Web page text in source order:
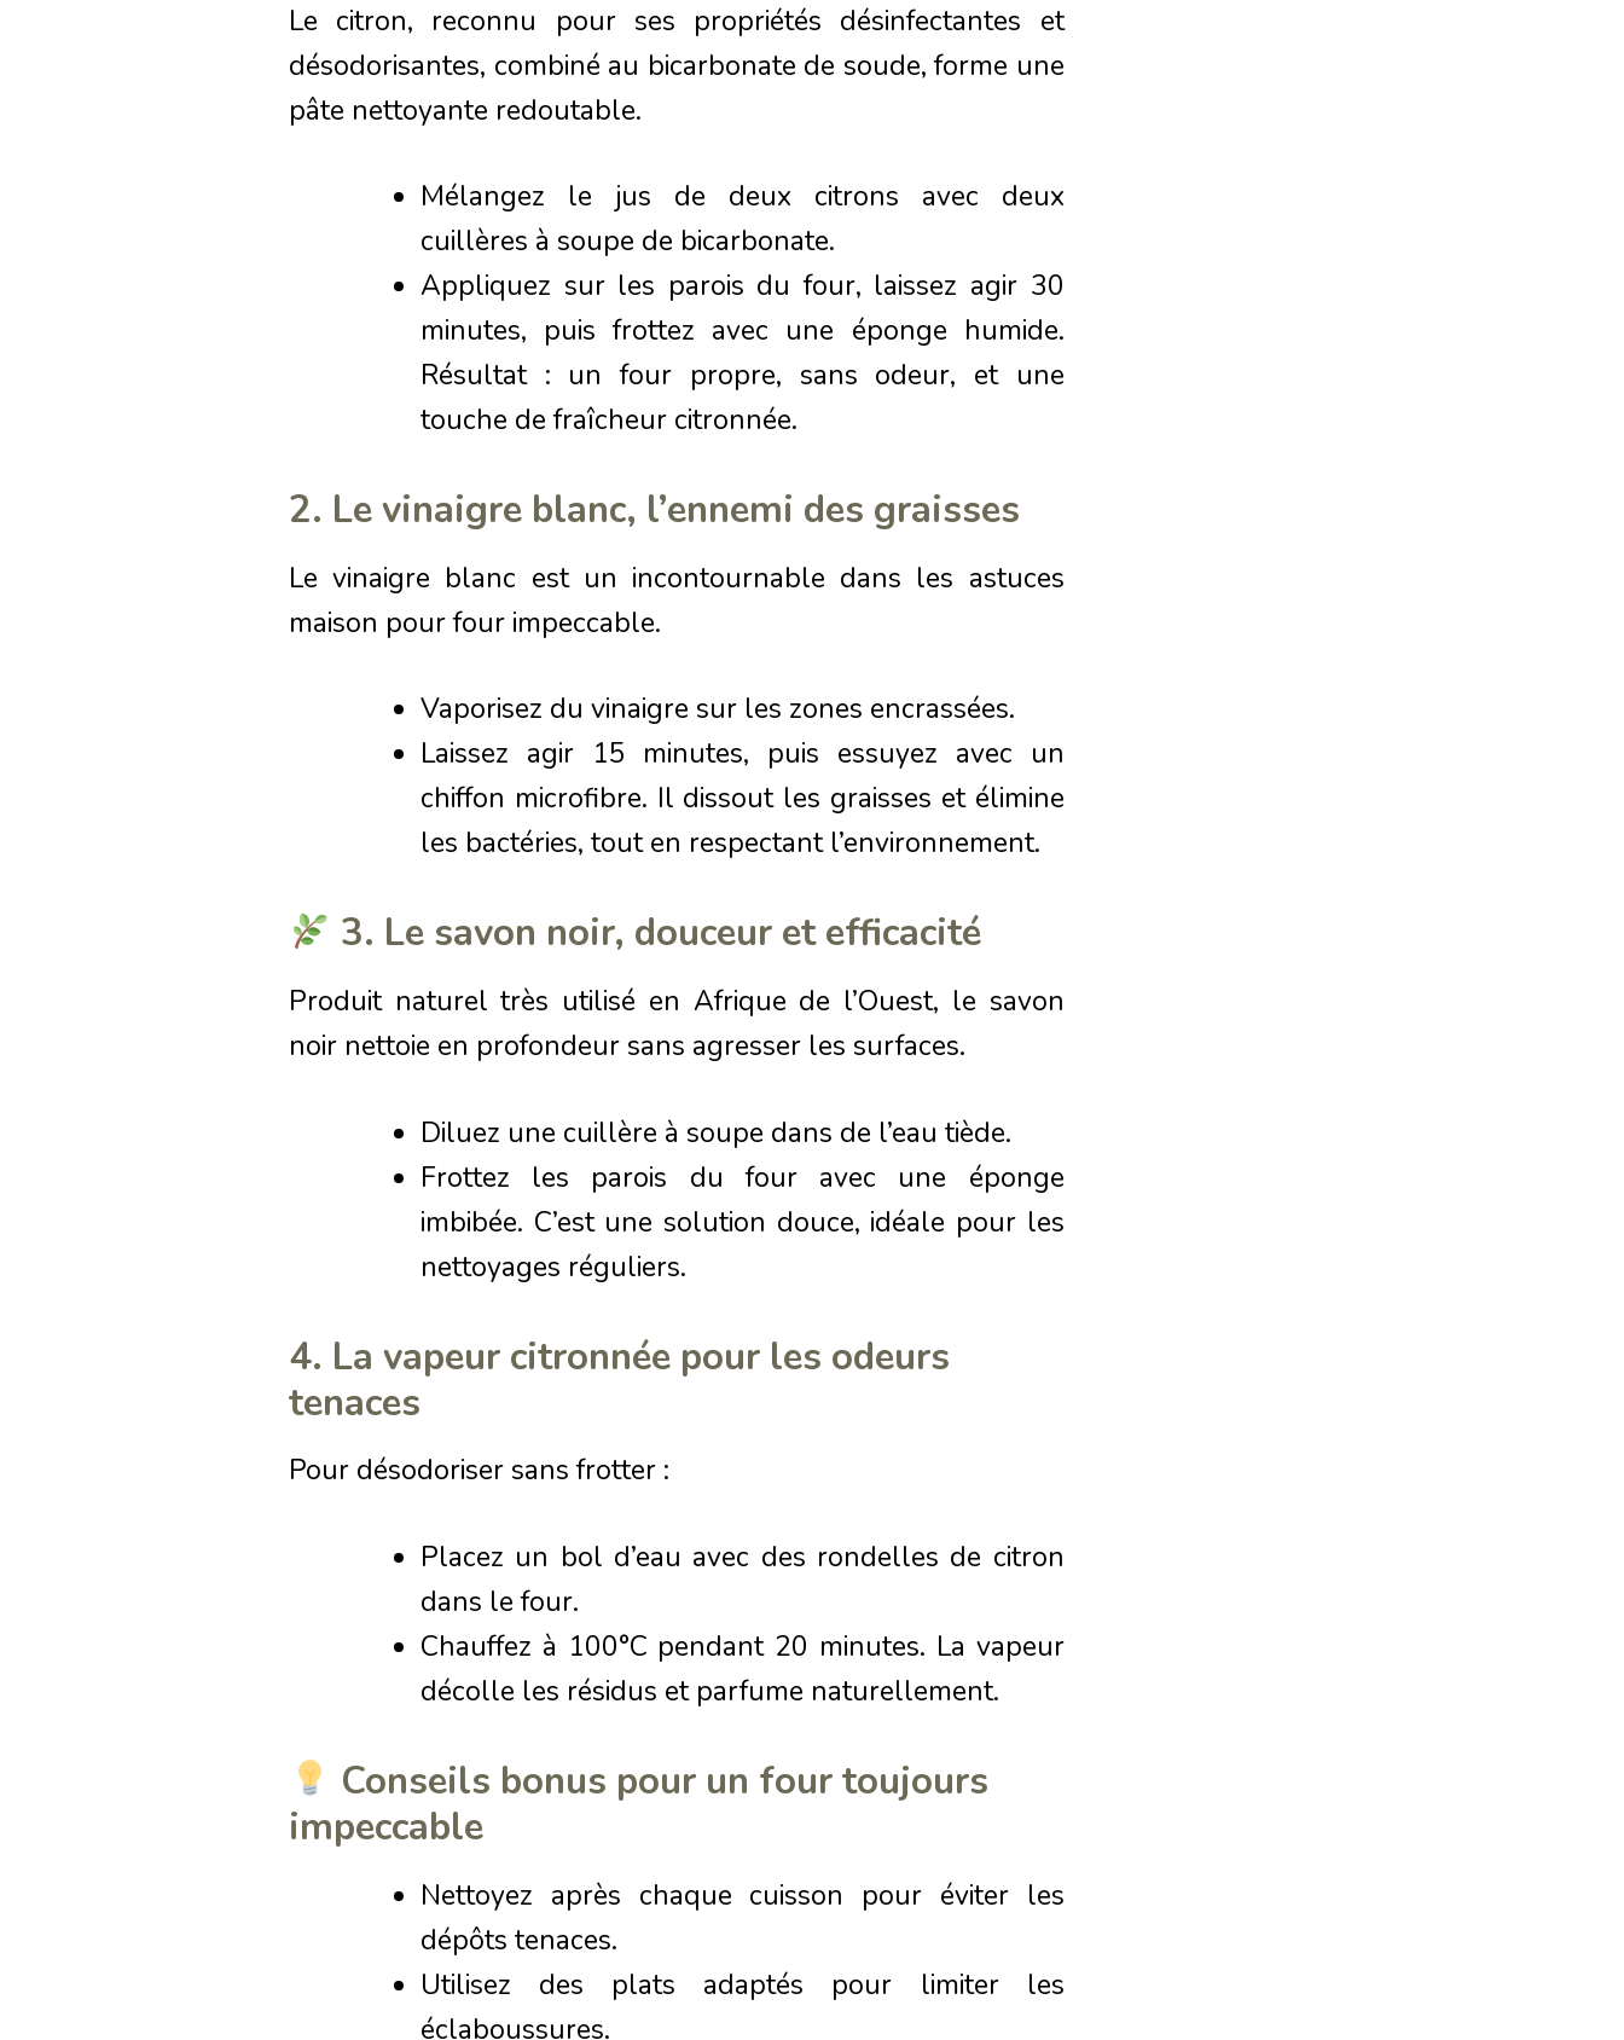
Le citron, reconnu pour ses propriétés désinfectantes et
désodorisantes, combiné au bicarbonate de soude, forme une
pâte nettoyante redoutable.
Mélangez le jus de deux citrons avec deux
cuillères à soupe de bicarbonate.
Appliquez sur les parois du four, laissez agir 30
minutes, puis frottez avec une éponge humide.
Résultat : un four propre, sans odeur, et une
touche de fraîcheur citronnée.
2. Le vinaigre blanc, l’ennemi des graisses
Le vinaigre blanc est un incontournable dans les astuces
maison pour four impeccable.
Vaporisez du vinaigre sur les zones encrassées.
Laissez agir 15 minutes, puis essuyez avec un
chiffon microfibre. Il dissout les graisses et élimine
les bactéries, tout en respectant l’environnement.
3. Le savon noir, douceur et efficacité
Produit naturel très utilisé en Afrique de l’Ouest, le savon
noir nettoie en profondeur sans agresser les surfaces.
Diluez une cuillère à soupe dans de l’eau tiède.
Frottez les parois du four avec une éponge
imbibée. C’est une solution douce, idéale pour les
nettoyages réguliers.
4. La vapeur citronnée pour les odeurs
tenaces
Pour désodoriser sans frotter :
Placez un bol d’eau avec des rondelles de citron
dans le four.
Chauffez à 100°C pendant 20 minutes. La vapeur
décolle les résidus et parfume naturellement.
Conseils bonus pour un four toujours
impeccable
Nettoyez après chaque cuisson pour éviter les
dépôts tenaces.
Utilisez des plats adaptés pour limiter les
éclaboussures.